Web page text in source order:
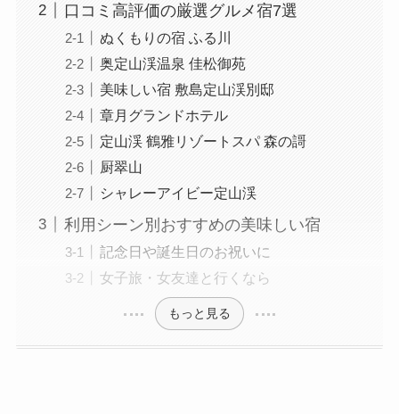
口コミ高評価の厳選グルメ宿7選
ぬくもりの宿 ふる川
奥定山渓温泉 佳松御苑
美味しい宿 敷島定山渓別邸
章月グランドホテル
定山渓 鶴雅リゾートスパ 森の謌
厨翠山
シャレーアイビー定山渓
利用シーン別おすすめの美味しい宿
記念日や誕生日のお祝いに
女子旅・女友達と行くなら
もっと見る